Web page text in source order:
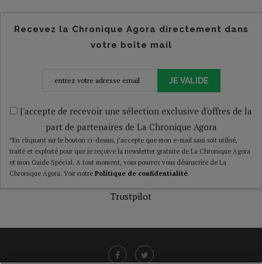
Recevez la Chronique Agora directement dans
votre boîte mail
JE VALIDE
J'accepte de recevoir une sélection exclusive d'offres de la
part de partenaires de La Chronique Agora
*En cliquant sur le bouton ci-dessus, j’accepte que mon e-mail saisi soit utilisé,
traité et exploité pour que je reçoive la newsletter gratuite de La Chronique Agora
et mon Guide Spécial. A tout moment, vous pourrez vous désinscrire de La
Chronique Agora. Voir notre Politique de confidentialité.
Trustpilot